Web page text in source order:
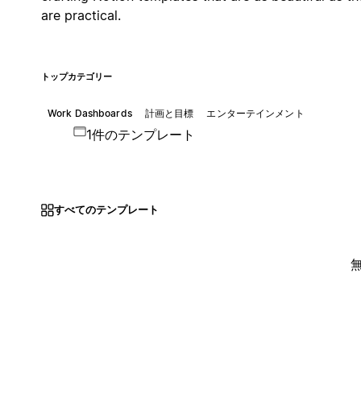
are practical.
トップカテゴリー
Work Dashboards 計画と目標 エンターテインメント
1件のテンプレート
すべてのテンプレート